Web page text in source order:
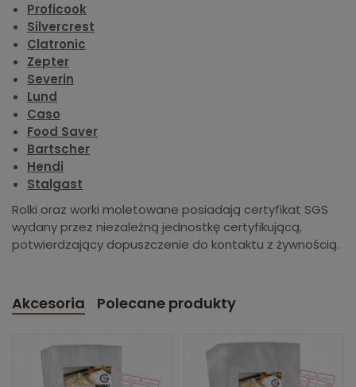
Proficook
Silvercrest
Clatronic
Zepter
Severin
Lund
Caso
Food Saver
Bartscher
Hendi
Stalgast
Rolki oraz worki moletowane posiadają certyfikat SGS
wydany przez niezależną jednostkę certyfikującą,
potwierdzający dopuszczenie do kontaktu z żywnością.
Akcesoria Polecane produkty